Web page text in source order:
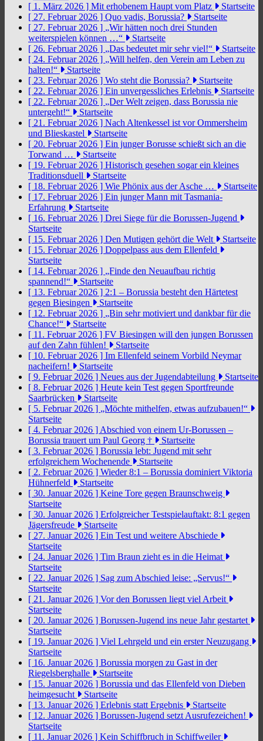
[ 1. März 2026 ] Mit erhobenem Haupt vom Platz
Startseite
[ 27. Februar 2026 ] Quo vadis, Borussia?
Startseite
[ 27. Februar 2026 ] „Wir hätten noch drei Stunden
weiterspielen können …“
Startseite
[ 26. Februar 2026 ] „Das bedeutet mir sehr viel!“
Startseite
[ 24. Februar 2026 ] „Will helfen, den Verein am Leben zu
halten!“
Startseite
[ 23. Februar 2026 ] Wo steht die Borussia?
Startseite
[ 22. Februar 2026 ] Ein unvergessliches Erlebnis
Startseite
[ 22. Februar 2026 ] „Der Welt zeigen, dass Borussia nie
untergeht!“
Startseite
[ 21. Februar 2026 ] Nach Altenkessel ist vor Ommersheim
und Blieskastel
Startseite
[ 20. Februar 2026 ] Ein junger Borusse schießt sich an die
Torwand …
Startseite
[ 19. Februar 2026 ] Historisch gesehen sogar ein kleines
Traditionsduell
Startseite
[ 18. Februar 2026 ] Wie Phönix aus der Asche …
Startseite
[ 17. Februar 2026 ] Ein junger Mann mit Tasmania-
Erfahrung
Startseite
[ 16. Februar 2026 ] Drei Siege für die Borussen-Jugend
Startseite
[ 15. Februar 2026 ] Den Mutigen gehört die Welt
Startseite
[ 15. Februar 2026 ] Doppelpass aus dem Ellenfeld
Startseite
[ 14. Februar 2026 ] „Finde den Neuaufbau richtig
spannend!“
Startseite
[ 13. Februar 2026 ] 2:1 – Borussia besteht den Härtetest
gegen Biesingen
Startseite
[ 12. Februar 2026 ] „Bin sehr motiviert und dankbar für die
Chance!“
Startseite
[ 11. Februar 2026 ] FV Biesingen will den jungen Borussen
auf den Zahn fühlen!
Startseite
[ 10. Februar 2026 ] Im Ellenfeld seinem Vorbild Neymar
nacheifern!
Startseite
[ 9. Februar 2026 ] Neues aus der Jugendabteilung
Startseite
[ 8. Februar 2026 ] Heute kein Test gegen Sportfreunde
Saarbrücken
Startseite
[ 5. Februar 2026 ] „Möchte mithelfen, etwas aufzubauen!“
Startseite
[ 4. Februar 2026 ] Abschied von einem Ur-Borussen –
Borussia trauert um Paul Georg †
Startseite
[ 3. Februar 2026 ] Borussia lebt: Jugend mit sehr
erfolgreichem Wochenende
Startseite
[ 2. Februar 2026 ] Wieder 8:1 – Borussia dominiert Viktoria
Hühnerfeld
Startseite
[ 30. Januar 2026 ] Keine Tore gegen Braunschweig
Startseite
[ 30. Januar 2026 ] Erfolgreicher Testspielauftakt: 8:1 gegen
Jägersfreude
Startseite
[ 27. Januar 2026 ] Ein Test und weitere Abschiede
Startseite
[ 24. Januar 2026 ] Tim Braun zieht es in die Heimat
Startseite
[ 22. Januar 2026 ] Sag zum Abschied leise: „Servus!“
Startseite
[ 21. Januar 2026 ] Vor den Borussen liegt viel Arbeit
Startseite
[ 20. Januar 2026 ] Borussen-Jugend ins neue Jahr gestartet
Startseite
[ 19. Januar 2026 ] Viel Lehrgeld und ein erster Neuzugang
Startseite
[ 16. Januar 2026 ] Borussia morgen zu Gast in der
Riegelsberghalle
Startseite
[ 15. Januar 2026 ] Borussia und das Ellenfeld von Dieben
heimgesucht
Startseite
[ 13. Januar 2026 ] Erlebnis statt Ergebnis
Startseite
[ 12. Januar 2026 ] Borussen-Jugend setzt Ausrufezeichen!
Startseite
[ 11. Januar 2026 ] Kein Schiffbruch in Schiffweiler